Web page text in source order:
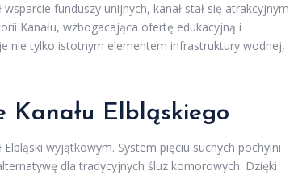
funduszy unijnych, kanał stał się atrakcyjnym
Kanału, wzbogacająca ofertę edukacyjną i
nie tylko istotnym elementem infrastruktury wodnej,
Kanału Elbląskiego
Elbląski wyjątkowym. System pięciu suchych pochylni
dla tradycyjnych śluz komorowych. Dzięki